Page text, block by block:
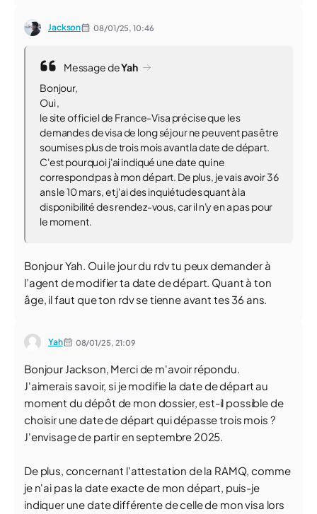
Jackson 08/01/25,10:46
Message deYah
Bonjour,
Oui ,
le site officiel de France-Visa précise que les
demandes de visa de long séjour ne peuvent pas être
soumises plus de trois mois avant la date de départ.
C'est pourquoi j'ai indiqué une date qui ne
correspond pas à mon départ. De plus, je vais avoir 36
ans le 10 mars, et j'ai des inquiétudes quant à la
disponibilité des rendez-vous, car il n'y en a pas pour
le moment.
Bonjour Yah. Oui le jour du rdv tu peux demander à
l’agent de modifier ta date de départ. Quant à ton
âge, il faut que ton rdv se tienne avant tes 36 ans.
Yah 08/01/25, 21:09
Bonjour Jackson, Merci de m'avoir répondu.
J'aimerais savoir, si je modifie la date de départ au
moment du dépôt de mon dossier, est-il possible de
choisir une date de départ qui dépasse trois mois ?
J'envisage de partir en septembre 2025.
De plus, concernant l'attestation de la RAMQ, comme
je n'ai pas la date exacte de mon départ, puis-je
indiquer une date différente de celle de mon visa lors